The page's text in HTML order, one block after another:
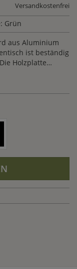
Versandkostenfrei
Grün
aus Aluminium
ist beständig
Holzplatte